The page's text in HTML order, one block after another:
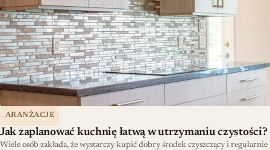
ARANŻACJE
Jak zaplanować kuchnię łatwą w utrzymaniu czystości?
Wiele osób zakłada, że wystarczy kupić dobry środek czyszczący i regularnie